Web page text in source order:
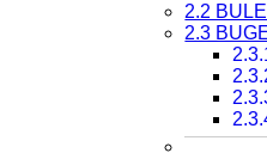
2.2
2.3